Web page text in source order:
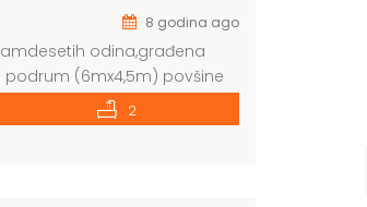
8 godina ago
odina,građena
(6mx4,5m) povšine
od prizemlja, kata i
i spremšte 16,73m2. KAT
2